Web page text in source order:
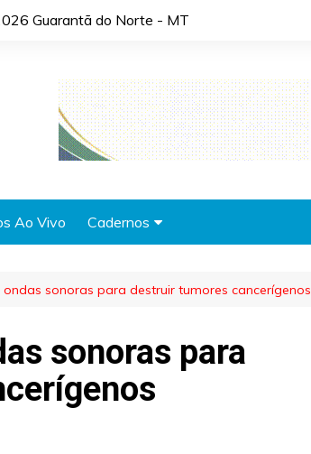
Guarantã do Norte - MT
Ao Vivo Cadernos
Automóveis
Cidades
Cultura
sonoras para destruir tumores cancerígenos
sonoras para